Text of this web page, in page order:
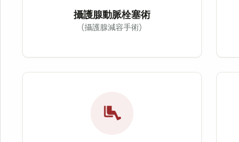
攝護腺動脈栓塞術
(攝護腺減容手術)
攝護腺動脈栓塞術（
攝護腺動脈栓塞術（PAE）為治療良性
治療方式：導管栓塞治療
airline_seat_legroom_extra